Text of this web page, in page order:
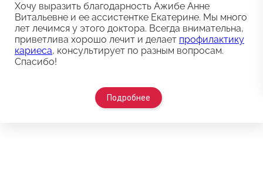
Хочу выразить благодарность Ажибе Анне
Витальевне и ее ассистентке Екатерине. Мы много
лет лечимся у этого доктора. Всегда внимательна,
приветлива хорошо лечит и делает профилактику
кариеса, консультирует по разным вопросам.
Спасибо!
Подробнее